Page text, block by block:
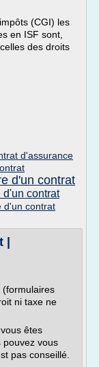
(CGI) les
en ISF sont,
des droits
d'assurance
d'un contrat
contrat
d'un contrat
(formulaires
ni taxe ne
êtes
pouvez vous
pas conseillé.